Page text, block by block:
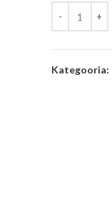
Kategooria: